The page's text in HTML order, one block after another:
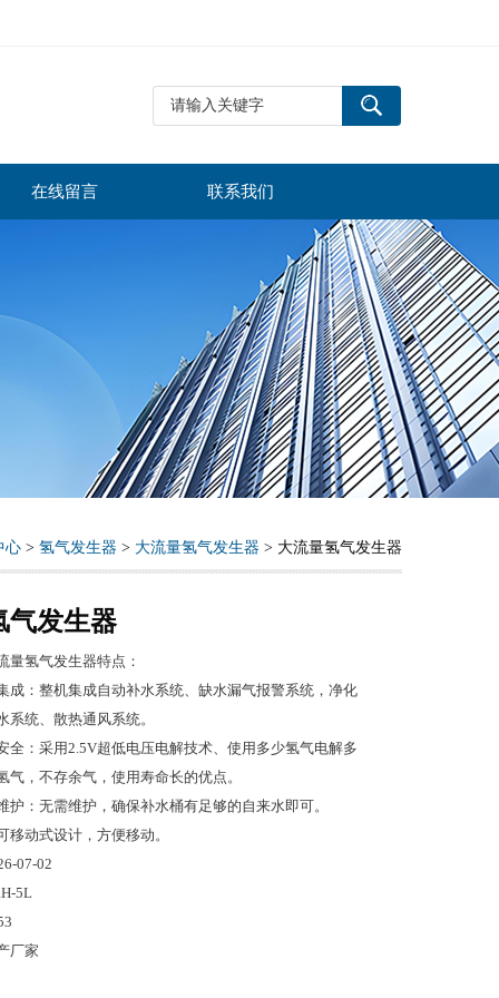
在线留言 联系我们
心 > 氢气发生器 > 大流量氢气发生器 > 大流量氢气发生器
气发生器
量氢气发生器特点：
成：整机集成自动补水系统、缺水漏气报警系统，净化
系统、散热通风系统。
全：采用2.5V超低电压电解技术、使用多少氢气电解多
气，不存余气，使用寿命长的优点。
护：无需维护，确保补水桶有足够的自来水即可。
移动式设计，方便移动。
07-02
5L
厂家